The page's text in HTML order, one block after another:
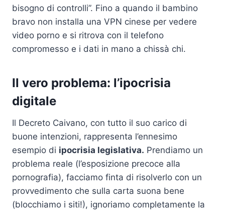
bisogno di controlli”. Fino a quando il bambino
bravo non installa una VPN cinese per vedere
video porno e si ritrova con il telefono
compromesso e i dati in mano a chissà chi.
Il vero problema: l’ipocrisia
digitale
Il Decreto Caivano, con tutto il suo carico di
buone intenzioni, rappresenta l’ennesimo
esempio di ipocrisia legislativa. Prendiamo un
problema reale (l’esposizione precoce alla
pornografia), facciamo finta di risolverlo con un
provvedimento che sulla carta suona bene
(blocchiamo i siti!), ignoriamo completamente la